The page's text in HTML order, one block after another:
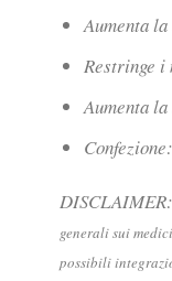
Aumenta
Restringe
Aumenta
DISCLAIMER:
generali sui
possibili